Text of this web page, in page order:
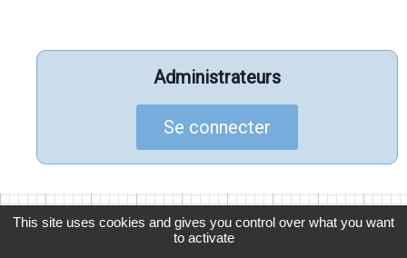
Administrateurs
Se connecter
This site uses cookies and gives you control over what you want
to activate